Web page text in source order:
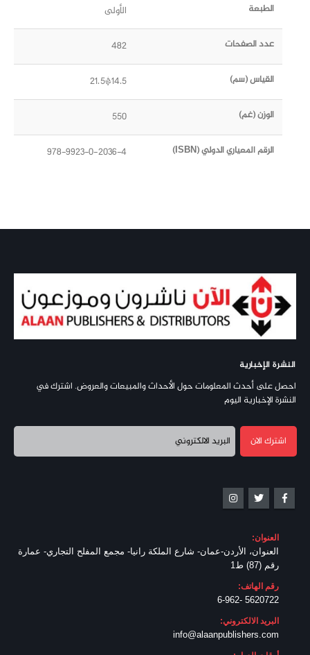
الطبعة الأولى
عدد الصفحات 482
القياس (سم) 14.5*21.5
الوزن (غم) 550
الرقم المعياري الدولي (ISBN) 978-9923-0-2036-4
النشرة الإخبارية
احصل على أحدث المعلومات حول الأحداث والمبيعات والعروض. اشترك في
النشرة الإخبارية اليوم
العنوان:
العنوان، الأردن-عمان- شارع الملكة رانيا- مجمع المفلح التجاري- عمارة
رقم (87) ط1
رقم الهاتف:
5620722 -6-962
البريد الالكتروني:
info@alaanpublishers.com